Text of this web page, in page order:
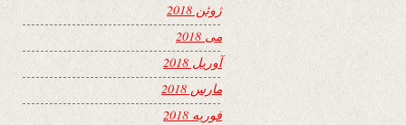
ژوئن 2018
می 2018
آوریل 2018
مارس 2018
فوریه 2018